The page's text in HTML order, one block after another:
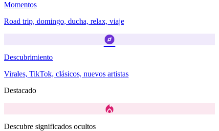
Momentos
Road trip, domingo, ducha, relax, viaje
explore
Descubrimiento
Virales, TikTok, clásicos, nuevos artistas
Destacado
local_fire_department
Descubre significados ocultos